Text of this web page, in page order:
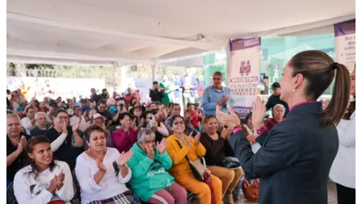
UNCATEGORIZED
Pueblo y gobierno construyen
Plan Nacional de Desarrollo
2025-2030